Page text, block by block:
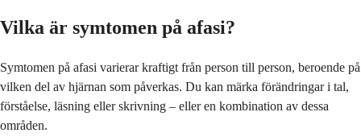
Vilka är symtomen på afasi?
Symtomen på afasi varierar kraftigt från person till person, beroende på
vilken del av hjärnan som påverkas. Du kan märka förändringar i tal,
förståelse, läsning eller skrivning – eller en kombination av dessa
områden.